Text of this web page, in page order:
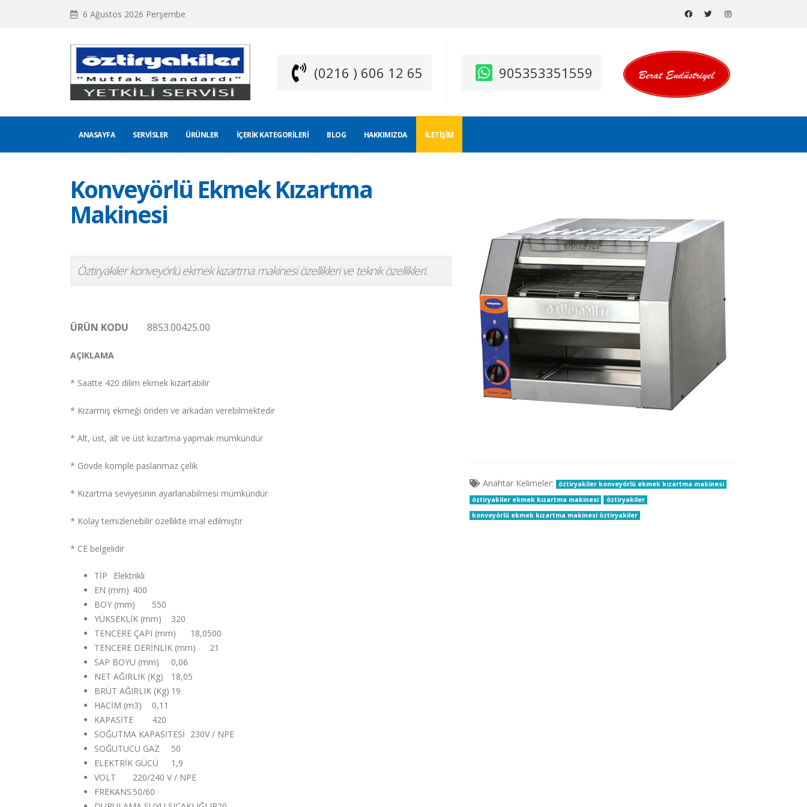
6 Ağustos 2026 Perşembe
(0216 ) 606 12 65 905353351559
ANASAYFA SERVISLER ÜRÜNLER İÇERIK KATEGORILERI BLOG HAKKIMIZDA İLETIŞIM
Konveyörlü Ekmek Kızartma
Makinesi
Öztiryakiler konveyörlü ekmek kızartma makinesi özellikleri ve teknik özellikleri.
ÜRÜN KODU 8853.00425.00
AÇIKLAMA
* Saatte 420 dilim ekmek kızartabilir
* Kızarmış ekmeği önden ve arkadan verebilmektedir
* Alt, üst, alt ve üst kızartma yapmak mümkündür
* Gövde komple paslanmaz çelik
* Kızartma seviyesinin ayarlanabilmesi mümkündür
* Kolay temizlenebilir özellikte imal edilmiştir
* CE belgelidir
TİP
Elektrikli
EN (mm) 400
BOY (mm)
550
YÜKSEKLİK (mm)
320
TENCERE ÇAPI (mm)
18,0500
TENCERE DERİNLİK (mm)
21
SAP BOYU (mm)
0,06
NET AĞIRLIK (Kg)
18,05
BRÜT AĞIRLIK (Kg) 19
HACİM (m3)
0,11
KAPASİTE
420
SOĞUTMA KAPASİTESİ 230V / NPE
SOĞUTUCU GAZ
50
ELEKTRİK GÜCÜ
1,9
VOLT
220/240 V / NPE
FREKANS 50/60
Anahtar Kelimeler:
öztiryakiler konveyörlü ekmek kızartma makinesi
öztiryakiler ekmek kızartma makinesi
öztiryakiler
konveyörlü ekmek kızartma makinesi öztiryakiler